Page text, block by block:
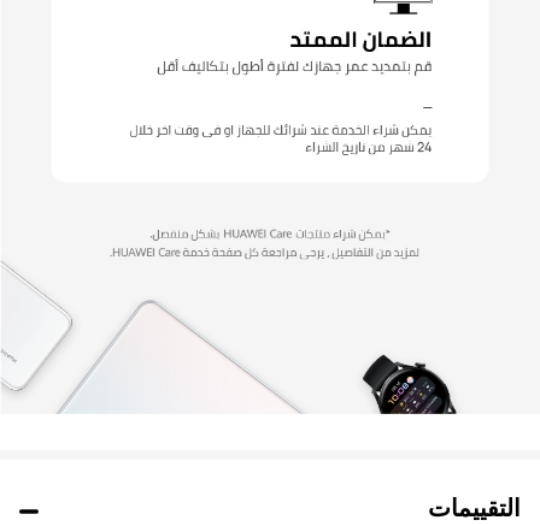
التقييمات